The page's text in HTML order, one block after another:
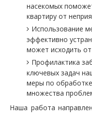
насекомых
квартиру от
Использование
эффективно
может исходить
Профилактика
ключевых задач
меры по
множества
Наша работа